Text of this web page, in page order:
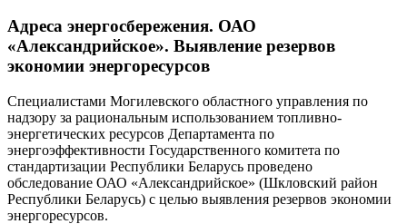
Адреса энергосбережения. ОАО
«Александрийское». Выявление резервов
экономии энергоресурсов
Специалистами Могилевского областного управления по
надзору за рациональным использованием топливно-
энергетических ресурсов Департамента по
энергоэффективности Государственного комитета по
стандартизации Республики Беларусь проведено
обследование ОАО «Александрийское» (Шкловский район
Республики Беларусь) с целью выявления резервов экономии
энергоресурсов.